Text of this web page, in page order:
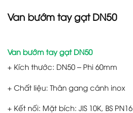
Van bướm tay gạt DN50
Van bướm tay gạt DN50
+ Kích thước: DN50 – Phi 60mm
+ Chất liệu: Thân gang cánh inox
+ Kết nối: Mặt bích: JIS 10K, BS PN16